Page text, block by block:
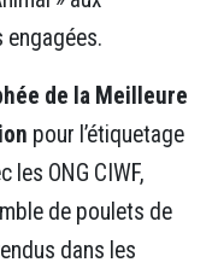
engagées.
de la Meilleure
pour l’étiquetage
ONG CIWF,
de poulets de
dans les